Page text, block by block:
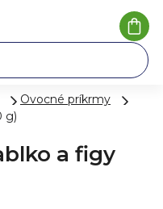
Ovocné príkrmy
g)
a figy